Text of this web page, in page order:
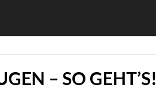
– SO GEHT’S!